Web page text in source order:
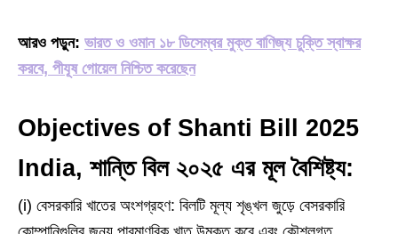
আরও পড়ুন: ভারত ও ওমান ১৮ ডিসেম্বর মুক্ত বাণিজ্য চুক্তি স্বাক্ষর
করবে, পীযূষ গোয়েল নিশ্চিত করেছেন
Objectives of Shanti Bill 2025
India, শান্তি বিল ২০২৫ এর মূল বৈশিষ্ট্য:
(i) বেসরকারি খাতের অংশগ্রহণ: বিলটি মূল্য শৃঙ্খল জুড়ে বেসরকারি